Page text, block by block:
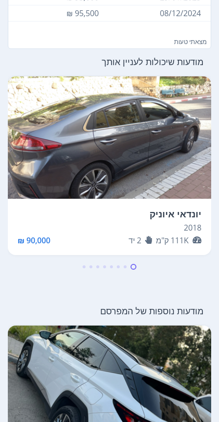
08/12/2024
95,500 ₪
מצאתי טעות
מודעות שיכולות לעניין אותך
יונדאי איוניק
2018
111K ק"מ 2 יד 90,000 ₪
מודעות נוספות של המפרסם